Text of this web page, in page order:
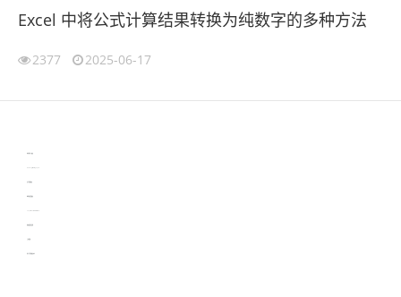
Excel 中将公式计算结果转换为纯数字的多种方法
2377 2025-06-17